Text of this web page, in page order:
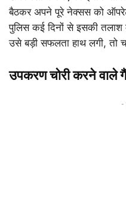
बैठकर अपने पूरे नेक्सस को
पुलिस कई दिनों से इसकी
उसे बड़ी सफलता हाथ लगी, तो
उपकरण चोरी करने वाले
-